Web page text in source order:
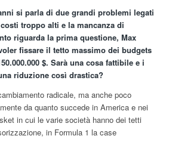
si parla di due grandi problemi legati
troppo alti e la mancanza di
riguarda la prima questione, Max
fissare il tetto massimo dei budgets
$. Sarà una cosa fattibile e i
riduzione così drastica?
radicale, ma anche poco
da quanto succede in America e nei
in cui le varie società hanno dei tetti
in Formula 1 la case